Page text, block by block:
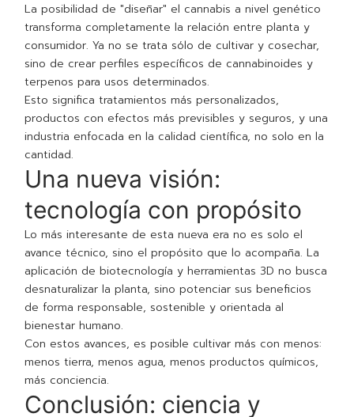
La posibilidad de "diseñar" el cannabis a nivel genético
transforma completamente la relación entre planta y
consumidor. Ya no se trata sólo de cultivar y cosechar,
sino de crear perfiles específicos de cannabinoides y
terpenos para usos determinados.
Esto significa tratamientos más personalizados,
productos con efectos más previsibles y seguros, y una
industria enfocada en la calidad científica, no solo en la
cantidad.
Una nueva visión:
tecnología con propósito
Lo más interesante de esta nueva era no es solo el
avance técnico, sino el propósito que lo acompaña. La
aplicación de biotecnología y herramientas 3D no busca
desnaturalizar la planta, sino potenciar sus beneficios
de forma responsable, sostenible y orientada al
bienestar humano.
Con estos avances, es posible cultivar más con menos:
menos tierra, menos agua, menos productos químicos,
más conciencia.
Conclusión: ciencia y